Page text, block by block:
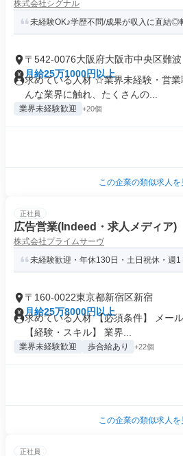
株式会社シグナル
未経験OK♪学歴不問/成果が収入に直結◎
〒542-0076大阪府大阪市中央区難波
月給25万1000円以上
求めている人材 ☆業界未経験・営
んな業界に触れ、たくさんの...
業界未経験歓迎 +20個
この企業の類似求人を
正社員
広告営業(Indeed・求人メディア)
株式会社プライムサーヴ
未経験歓迎・年休130日・土日祝休・週
〒160-0022東京都新宿区新宿
月給25万8000円以上
求めている人材 【必須条件】 メー
【経験・スキル】 業界...
業界未経験歓迎 歩合給あり +22個
この企業の類似求人を
正社員